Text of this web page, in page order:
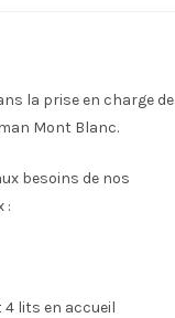
la prise en charge de
Mont Blanc.
besoins de nos
:
lits en accueil